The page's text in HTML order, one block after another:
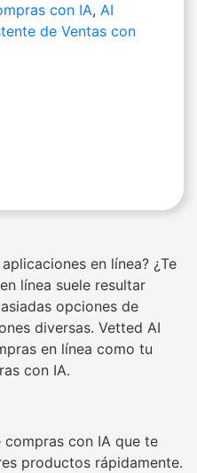
con IA,AI
de Ventas con
en línea? ¿Te
línea suele resultar
opciones de
diversas. Vetted AI
en línea como tu
con IA.
con IA que te
productos rápidamente.